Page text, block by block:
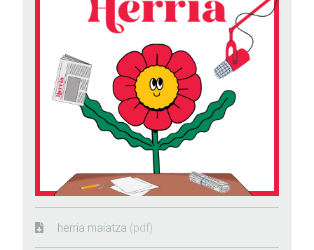
herria maiatza (pdf)